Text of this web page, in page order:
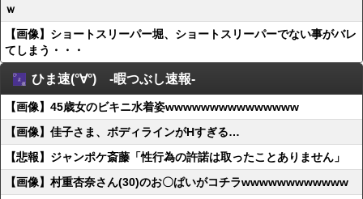
ｗ
【画像】ショートスリーパー堀、ショートスリーパーでない事がバレ
てしまう・・・
ひま速(°∀°) -暇つぶし速報-
【画像】45歳女のビキニ水着姿wwwwwwwwwwwwwww
【画像】佳子さま、ボディラインがHすぎる…
【悲報】ジャンポケ斎藤「性行為の許諾は取ったことありません」
【画像】村重杏奈さん(30)のお〇ぱいがコチラwwwwwwwwwwww